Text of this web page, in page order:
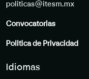
politicas@itesm.mx
Convocatorias
Politica de Privacidad
Idiomas